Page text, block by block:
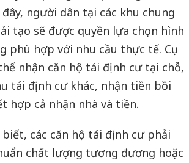
người dân tại các khu chung
tạo sẽ được quyền lựa chọn hình
hợp với nhu cầu thực tế. Cụ
nhận căn hộ tái định cư tại chỗ,
tái định cư khác, nhận tiền bồi
hợp cả nhận nhà và tiền.
các căn hộ tái định cư phải
chất lượng tương đương hoặc